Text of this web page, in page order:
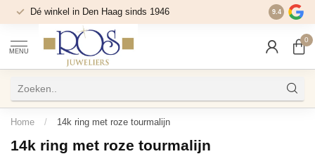
Dé winkel in Den Haag sinds 1946 9.4
MENU
0
Home / 14k ring met roze tourmalijn
14k ring met roze tourmalijn